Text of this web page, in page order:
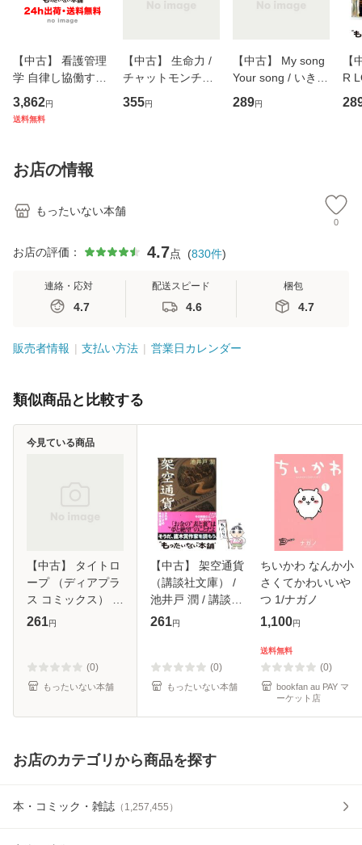
【中古】 看護管理
学 自律し協働する
専門職の看護マネ
ジメントスキル 改
恵 藤本幸三 / 南江
堂 [単行
3,862円
送料無料
【中古】 生命力 /
チャットモンチー /
キューンレコード
[CD]【メール便送
355円
【中古】 My song
Your song / いきも
のがかり / [CD]
【メール便送料無
289円
【
R
産
お店の情報
もったいない本舗
0
お店の評価： 4.7点 (830件)
連絡・応対
4.7
配送スピード
4.6
梱包
4.7
販売者情報 支払い方法 営業日カレンダー
類似商品と比較する
【中古】 タイトロ
ープ （ディアプラ
ス コミックス） /
夏目 イサク / 新書
261円
(0)
もったいない本舗
今見ている商品
【中古】 架空通貨
（講談社文庫） /
池井戸 潤 / 講談社
[文庫]【メール便送
261円
(0)
もったいない本舗
ちいかわ なんか小
さくてかわいいや
つ 1/ナガノ
1,100円
送料無料
(0)
bookfan au PAY マ
ーケット店
お店のカテゴリから商品を探す
本・コミック・雑誌 （ 1,257,455 ）